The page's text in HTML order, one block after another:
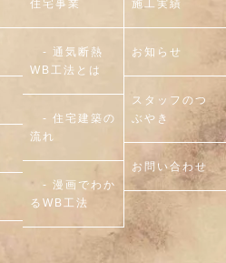
住宅事業
- 通気断熱
WB工法とは
- 住宅建築の
流れ
- 漫画でわか
るWB工法
施工実績
お知らせ
スタッフのつ
ぶやき
お問い合わせ